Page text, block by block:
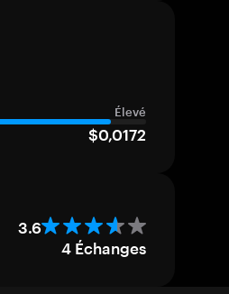
Élevé
$0,0172
3.6
4 Échanges